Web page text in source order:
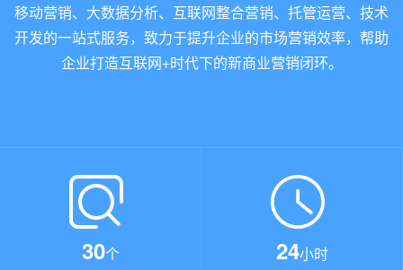
移动营销、大数据分析、互联网整合营销、托管运营、技术
开发的一站式服务，致力于提升企业的市场营销效率，帮助
企业打造互联网+时代下的新商业营销闭环。
30个 24小时